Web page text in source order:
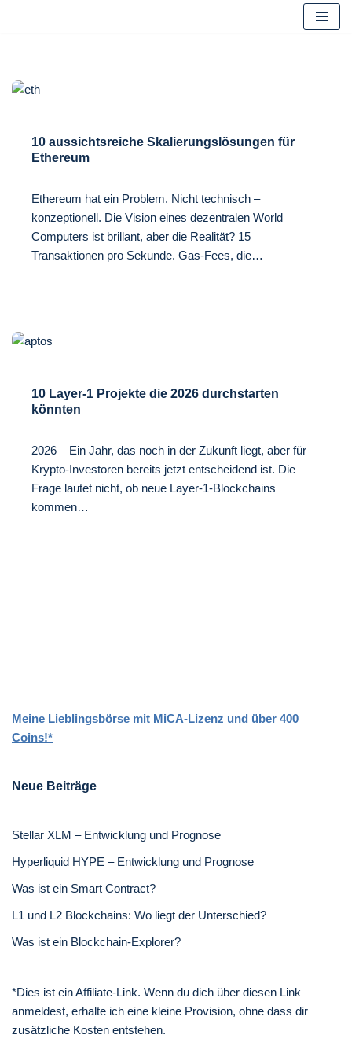
springen
10 aussichtsreiche Skalierungslösungen für
Ethereum
Ethereum hat ein Problem. Nicht technisch –
konzeptionell. Die Vision eines dezentralen World
Computers ist brillant, aber die Realität? 15
Transaktionen pro Sekunde. Gas-Fees, die…
10 Layer-1 Projekte die 2026 durchstarten
könnten
2026 – Ein Jahr, das noch in der Zukunft liegt, aber für
Krypto-Investoren bereits jetzt entscheidend ist. Die
Frage lautet nicht, ob neue Layer-1-Blockchains
kommen…
Meine Lieblingsbörse mit MiCA-Lizenz und über 400
Coins!*
Neue Beiträge
Stellar XLM – Entwicklung und Prognose
Hyperliquid HYPE – Entwicklung und Prognose
Was ist ein Smart Contract?
L1 und L2 Blockchains: Wo liegt der Unterschied?
Was ist ein Blockchain-Explorer?
*Dies ist ein Affiliate-Link. Wenn du dich über diesen Link
anmeldest, erhalte ich eine kleine Provision, ohne dass dir
zusätzliche Kosten entstehen.